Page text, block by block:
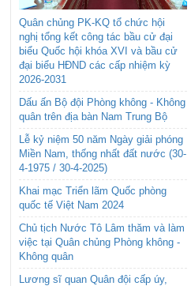
Quân chủng PK-KQ tổ chức hội
nghị tổng kết công tác bầu cử đại
biểu Quốc hội khóa XVI và bầu cử
đại biểu HĐND các cấp nhiệm kỳ
2026-2031
Dấu ấn Bộ đội Phòng không - Không
quân trên địa bàn Nam Trung Bộ
Lễ kỷ niệm 50 năm Ngày giải phóng
Miền Nam, thống nhất đất nước (30-
4-1975 / 30-4-2025)
Khai mạc Triển lãm Quốc phòng
quốc tế Việt Nam 2024
Chủ tịch Nước Tô Lâm thăm và làm
việc tại Quân chủng Phòng không -
Không quân
Lương sĩ quan Quân đội cấp úy,